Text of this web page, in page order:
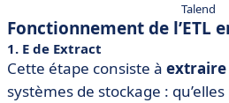
Talend
Fonctionnement de l’ETL
1. E de Extract
Cette étape consiste à extraire
systèmes de stockage :